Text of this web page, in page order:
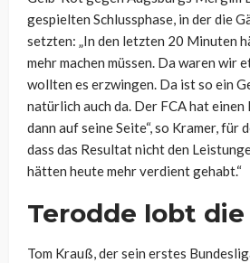
gespielten Schlussphase, in der die
setzten: „In den letzten 20 Minuten
mehr machen müssen. Da waren wir
wollten es erzwingen. Da ist so ein
natürlich auch da. Der FCA hat einen
dann auf seine Seite“, so Kramer, für
dass das Resultat nicht den
hätten heute mehr verdient gehabt.“
Terodde lobt die
Tom Krauß, der sein erstes